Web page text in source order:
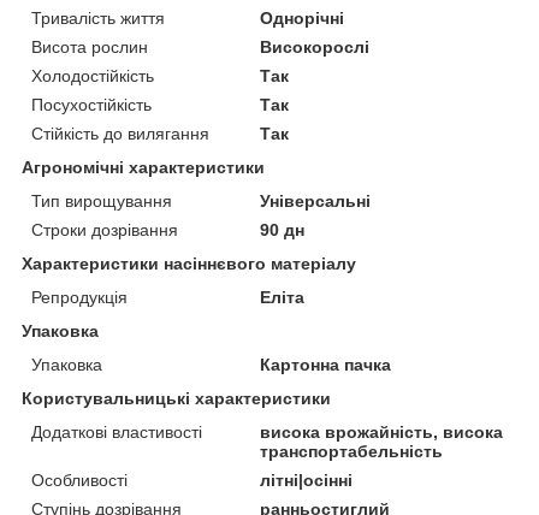
Тривалість життя
Однорічні
Висота рослин
Високорослі
Холодостійкість
Так
Посухостійкість
Так
Стійкість до вилягання
Так
Агрономічні характеристики
Тип вирощування
Універсальні
Строки дозрівання
90 дн
Характеристики насіннєвого матеріалу
Репродукція
Еліта
Упаковка
Упаковка
Картонна пачка
Користувальницькі характеристики
Додаткові властивості
висока врожайність, висока
транспортабельність
Особливості
літні|осінні
Ступінь дозрівання
ранньостиглий